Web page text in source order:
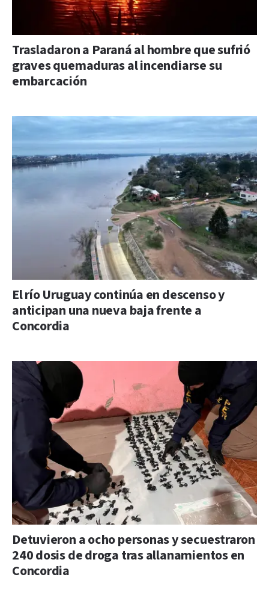
Trasladaron a Paraná al hombre que sufrió
graves quemaduras al incendiarse su
embarcación
El río Uruguay continúa en descenso y
anticipan una nueva baja frente a
Concordia
Detuvieron a ocho personas y secuestraron
240 dosis de droga tras allanamientos en
Concordia